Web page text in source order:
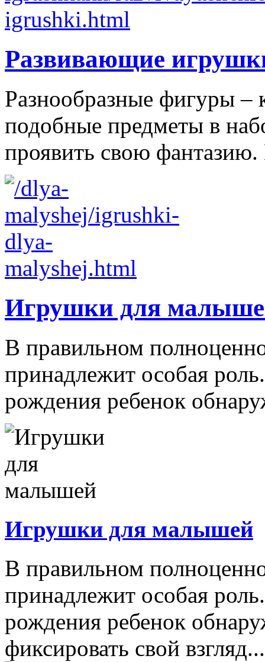
Развивающие
Разнообразные фигуры –
подобные предметы в
проявить свою
Игрушки для
В правильном
принадлежит особая
рождения ребенок
Игрушки для малышей
В правильном
принадлежит особая
рождения ребенок
фиксировать свой взгляд...